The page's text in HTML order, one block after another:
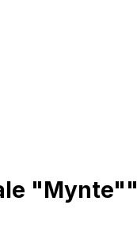
"Mynte""